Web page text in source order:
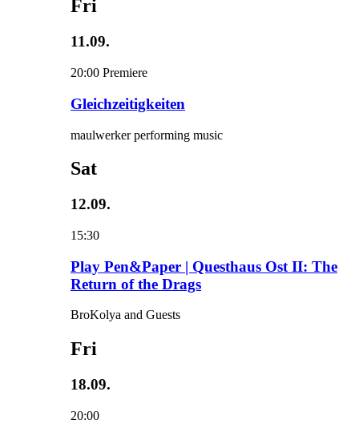
Fri
11.09.
20:00 Premiere
Gleichzeitigkeiten
maulwerker performing music
Sat
12.09.
15:30
Play Pen&Paper | Questhaus Ost II: The
Return of the Drags
BroKolya and Guests
Fri
18.09.
20:00